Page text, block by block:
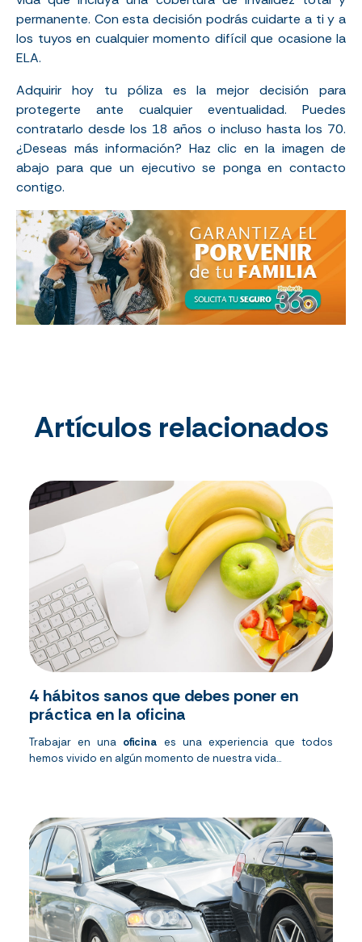
permanente. Con esta decisión podrás cuidarte a ti y a
los tuyos en cualquier momento difícil que ocasione la
ELA.
Adquirir hoy tu póliza es la mejor decisión para
protegerte ante cualquier eventualidad. Puedes
contratarlo desde los 18 años o incluso hasta los 70.
¿Deseas más información? Haz clic en la imagen de
abajo para que un ejecutivo se ponga en contacto
contigo.
Artículos relacionados
4 hábitos sanos que debes poner en
práctica en la oficina
Trabajar en una oficina es una experiencia que todos
hemos vivido en algún momento de nuestra vida...